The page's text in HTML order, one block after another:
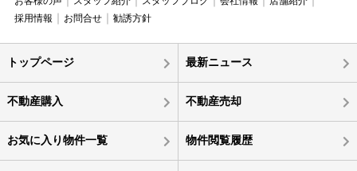
採用情報
お問合せ 勧誘方針
トップページ 最新ニュース
不動産購入 不動産売却
お気に入り物件一覧 物件閲覧履歴